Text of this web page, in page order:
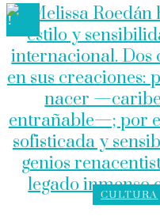
CULTURA